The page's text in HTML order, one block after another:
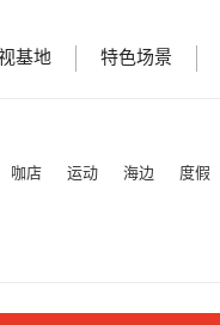
基地 特色场景
咖店 运动 海边 度假